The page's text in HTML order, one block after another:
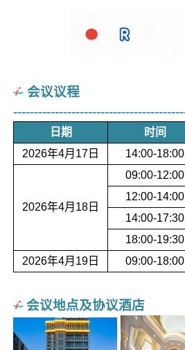
会议议程
日期 时间
2026年4月17日
14:00-18:00
2026年4月18日
09:00-12:00
12:00-14:00
14:00-17:30
18:00-19:30
2026年4月19日
09:00-18:00
会议地点及协议酒店